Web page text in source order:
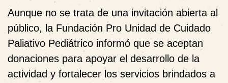
Aunque no se trata de una invitación abierta al
público, la Fundación Pro Unidad de Cuidado
Paliativo Pediátrico informó que se aceptan
donaciones para apoyar el desarrollo de la
actividad y fortalecer los servicios brindados a